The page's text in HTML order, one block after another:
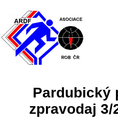
Pardubický
zpravodaj 3/